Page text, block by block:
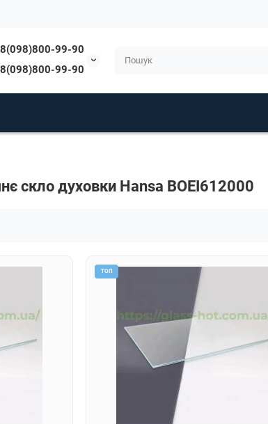
99-90
99-90
скло духовки Hansa BOEI612000
ТОП